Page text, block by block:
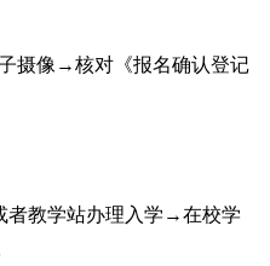
摄像→核对《报名确认登记
者教学站办理入学→在校学